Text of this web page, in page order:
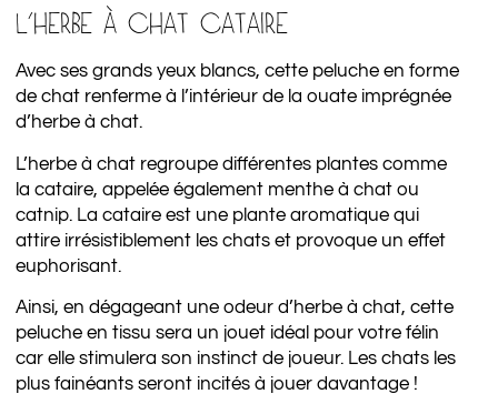
L’HERBE À CHAT CATAIRE
Avec ses grands yeux blancs, cette peluche en forme
de chat renferme à l’intérieur de la ouate imprégnée
d’herbe à chat.
L’herbe à chat regroupe différentes plantes comme
la cataire, appelée également menthe à chat ou
catnip. La cataire est une plante aromatique qui
attire irrésistiblement les chats et provoque un effet
euphorisant.
Ainsi, en dégageant une odeur d’herbe à chat, cette
peluche en tissu sera un jouet idéal pour votre félin
car elle stimulera son instinct de joueur. Les chats les
plus fainéants seront incités à jouer davantage !